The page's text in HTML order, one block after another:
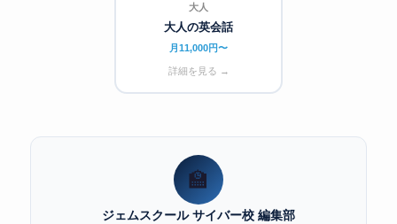
大人
大人の英会話
月11,000円〜
詳細を見る →
🏫
ジェムスクール サイバー校 編集部